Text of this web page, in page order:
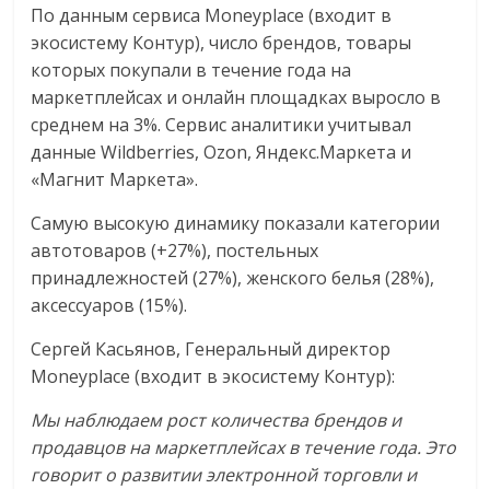
По данным сервиса Moneyplace (входит в
экосистему Контур), число брендов, товары
которых покупали в течение года на
маркетплейсах и онлайн площадках выросло в
среднем на 3%. Сервис аналитики учитывал
данные Wildberries, Ozon, Яндекс.Маркета и
«Магнит Маркета».
Самую высокую динамику показали категории
автотоваров (+27%), постельных
принадлежностей (27%), женского белья (28%),
аксессуаров (15%).
Сергей Касьянов, Генеральный директор
Moneyplace (входит в экосистему Контур):
Мы наблюдаем рост количества брендов и
продавцов на маркетплейсах в течение года. Это
говорит о развитии электронной торговли и